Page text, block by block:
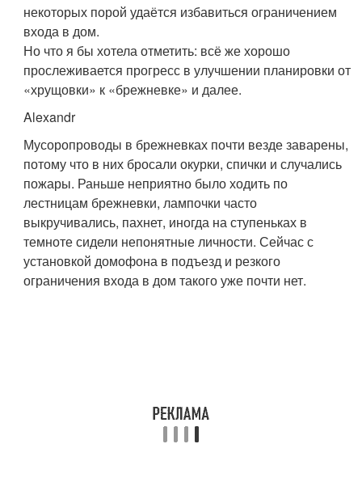
некоторых порой удаётся избавиться ограничением
входа в дом.
Но что я бы хотела отметить: всё же хорошо
прослеживается прогресс в улучшении планировки от
«хрущовки» к «брежневке» и далее.
Alexandr
Мусоропроводы в брежневках почти везде заварены,
потому что в них бросали окурки, спички и случались
пожары. Раньше неприятно было ходить по
лестницам брежневки, лампочки часто
выкручивались, пахнет, иногда на ступеньках в
темноте сидели непонятные личности. Сейчас с
установкой домофона в подъезд и резкого
ограничения входа в дом такого уже почти нет.